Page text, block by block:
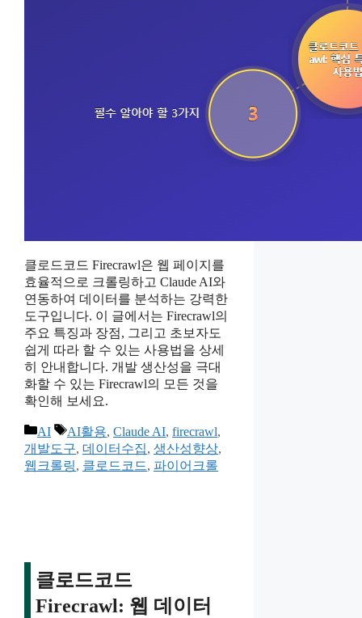
클로드코드 Firecrawl은 웹 페이지를
효율적으로 크롤링하고 Claude AI와
연동하여 데이터를 분석하는 강력한
도구입니다. 이 글에서는 Firecrawl의
주요 특징과 장점, 그리고 초보자도
쉽게 따라 할 수 있는 사용법을 상세
히 안내합니다. 개발 생산성을 극대
화할 수 있는 Firecrawl의 모든 것을
확인해 보세요.
카
테
고
AI
태
그
AI활용, Claude AI, firecrawl,
개발도구, 데이터수집, 생산성향상,
웹크롤링, 클로드코드, 파이어크롤
클로드코드
Firecrawl: 웹 데이터